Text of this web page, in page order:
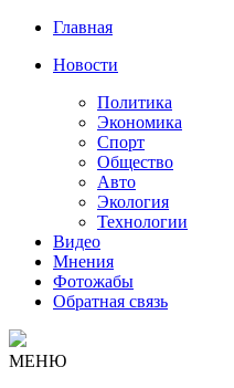
Главная
Новости
Политика
Экономика
Спорт
Общество
Авто
Экология
Технологии
Видео
Мнения
Фотожабы
Обратная связь
МЕНЮ